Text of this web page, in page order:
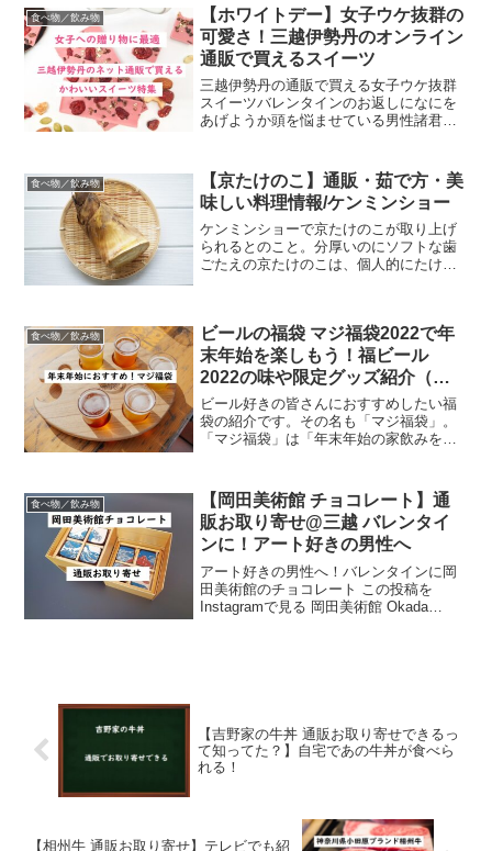
方が、砂糖を使わずにこの新戒ねぎの甘
味だけで究極の親子丼を作...
食べ物／飲み物
【ホワイトデー】女子ウケ抜群の
可愛さ！三越伊勢丹のオンライン
通販で買えるスイーツ
三越伊勢丹の通販で買える女子ウケ抜群
スイーツバレンタインのお返しになにを
あげようか頭を悩ませている男性諸君、
可愛いスイーツ特集です。可愛すぎて男
性へのプレゼントにはしづ...
食べ物／飲み物
【京たけのこ】通販・茹で方・美
味しい料理情報/ケンミンショー
ケンミンショーで京たけのこが取り上げ
られるとのこと。分厚いのにソフトな歯
ごたえの京たけのこは、個人的にたけの
い料理情報を紹介し...
食べ物／飲み物
ビールの福袋 マジ福袋2022で年
末年始を楽しもう！福ビール
2022の味や限定グッズ紹介（よ
なよなの里）
ビール好きの皆さんにおすすめしたい福
袋の紹介です。その名も「マジ福袋」。
「マジ福袋」は「年末年始の家飲みをマ
ールやグッズが楽しめるシリーズ。つま
り、ハッピーな年末年始に...
食べ物／飲み物
【岡田美術館 チョコレート】通
販お取り寄せ@三越 バレンタイ
ンに！アート好きの男性へ
アート好きの男性へ！バレンタインに岡
田美術館のチョコレート この投稿を
Instagramで見る 岡田美術館 Okada
【吉野家の牛丼 通販お取り寄せできるっ
て知ってた？】自宅であの牛丼が食べら
れる！
【相州牛 通販お取り寄せ】テレビでも紹